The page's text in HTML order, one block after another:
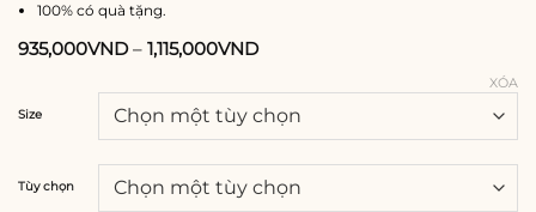
100% có quà tặng.
935,000VND– 1,115,000VND
Size
Tùy chọn
XÓA